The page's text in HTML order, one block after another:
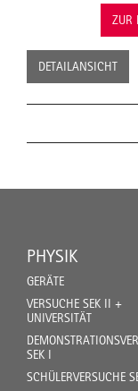
ZUR
DETAILANSICHT
PHYSIK
GERÄTE
VERSUCHE SEK II +
UNIVERSITÄT
SEK I
SCHÜLERVERSUCHE